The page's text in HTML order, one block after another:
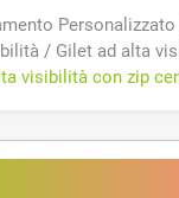
Personalizzato
/ Gilet ad alta
visibilità con zip